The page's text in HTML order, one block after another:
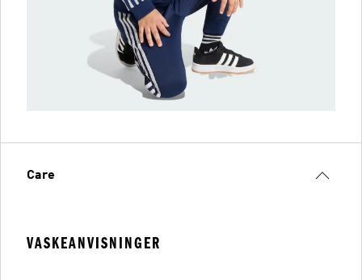
Care
VASKEANVISNINGER